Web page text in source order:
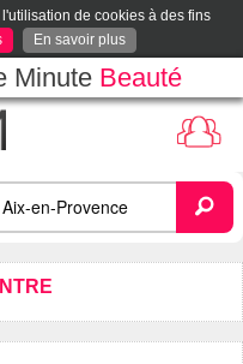
de cookies à des fins
En savoir plus
Minute Beauté